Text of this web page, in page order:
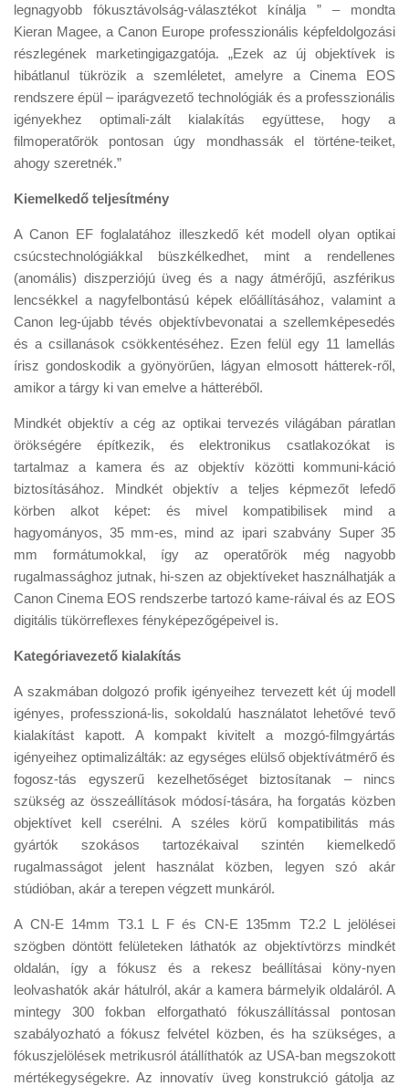
legnagyobb fókusztávolság-választékot kínálja ” – mondta
Kieran Magee, a Canon Europe professzionális képfeldolgozási
részlegének marketingigazgatója. „Ezek az új objektívek is
hibátlanul tükrözik a szemléletet, amelyre a Cinema EOS
rendszere épül – iparágvezető technológiák és a professzionális
igényekhez optimali-zált kialakítás együttese, hogy a
filmoperatőrök pontosan úgy mondhassák el történe-teiket,
ahogy szeretnék.”
Kiemelkedő teljesítmény
A Canon EF foglalatához illeszkedő két modell olyan optikai
csúcstechnológiákkal büszkélkedhet, mint a rendellenes
(anomális) diszperziójú üveg és a nagy átmérőjű, aszférikus
lencsékkel a nagyfelbontású képek előállításához, valamint a
Canon leg-újabb tévés objektívbevonatai a szellemképesedés
és a csillanások csökkentéséhez. Ezen felül egy 11 lamellás
írisz gondoskodik a gyönyörűen, lágyan elmosott hátterek-ről,
amikor a tárgy ki van emelve a hátteréből.
Mindkét objektív a cég az optikai tervezés világában páratlan
örökségére építkezik, és elektronikus csatlakozókat is
tartalmaz a kamera és az objektív közötti kommuni-káció
biztosításához. Mindkét objektív a teljes képmezőt lefedő
körben alkot képet: és mivel kompatibilisek mind a
hagyományos, 35 mm-es, mind az ipari szabvány Super 35
mm formátumokkal, így az operatőrök még nagyobb
rugalmassághoz jutnak, hi-szen az objektíveket használhatják a
Canon Cinema EOS rendszerbe tartozó kame-ráival és az EOS
digitális tükörreflexes fényképezőgépeivel is.
Kategóriavezető kialakítás
A szakmában dolgozó profik igényeihez tervezett két új modell
igényes, professzioná-lis, sokoldalú használatot lehetővé tevő
kialakítást kapott. A kompakt kivitelt a mozgó-filmgyártás
igényeihez optimalizálták: az egységes elülső objektívátmérő és
fogosz-tás egyszerű kezelhetőséget biztosítanak – nincs
szükség az összeállítások módosí-tására, ha forgatás közben
objektívet kell cserélni. A széles körű kompatibilitás más
gyártók szokásos tartozékaival szintén kiemelkedő
rugalmasságot jelent használat közben, legyen szó akár
stúdióban, akár a terepen végzett munkáról.
A CN-E 14mm T3.1 L F és CN-E 135mm T2.2 L jelölései
szögben döntött felületeken láthatók az objektívtörzs mindkét
oldalán, így a fókusz és a rekesz beállításai köny-nyen
leolvashatók akár hátulról, akár a kamera bármelyik oldaláról. A
mintegy 300 fokban elforgatható fókuszállítással pontosan
szabályozható a fókusz felvétel közben, és ha szükséges, a
fókuszjelölések metrikusról átállíthatók az USA-ban megszokott
mértékegységekre. Az innovatív üveg konstrukció gátolja az